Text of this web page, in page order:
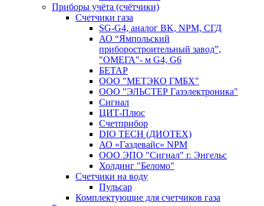
Приборы учёта (счётчики)
Счетчики газа
SG-G4, аналог BK, NPM, СГД
АО “Ямпольский
приборостроительный завод”,
"ОМЕГА"- м G4, G6
БЕТАР
ООО "МЕТЭКО ГМБХ"
ООО "ЭЛЬСТЕР Газэлектроника"
Сигнал
ЦИТ-Плюс
Счетприбор
DIO TECH (ДИОТЕХ)
АО «Газдевайс» NPM
ООО ЭПО "Сигнал" г. Энгельс
Холдинг "Беломо"
Счетчики на воду
Пульсар
Комплектующие для счетчиков газа